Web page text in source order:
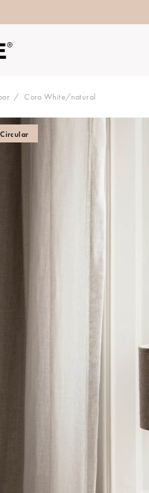
Cora White/natural
Circular